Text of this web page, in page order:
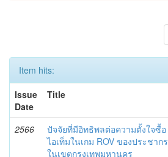
Item hits:
Issue
Date
Title
2566
ปัจจัยที่มีอิทธิพลต่อความตั้งใจซื้อ
ไอเท็มในเกม ROV ของประชากร
ในเขตกรุงเทพมหานคร